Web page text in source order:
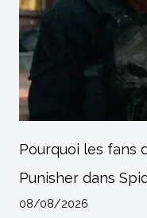
Pourquoi les fans
Punisher dans
08/08/2026